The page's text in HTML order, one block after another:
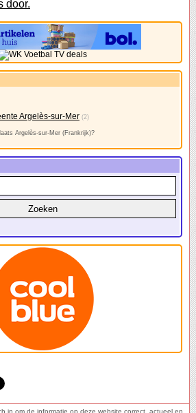
door.
Argelès-sur-Mer (2)
Argelès-sur-Mer (Frankrijk)?
in om de informatie op deze website correct, actueel en